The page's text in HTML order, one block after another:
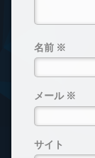
名前 ※
メール ※
サイト